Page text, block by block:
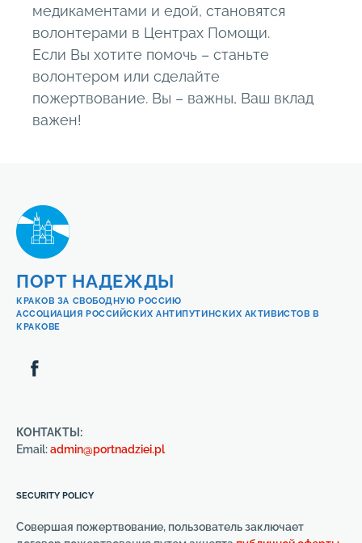
медикаментами и едой, становятся
волонтерами в Центрах Помощи.
Если Вы хотите помочь – станьте
волонтером или сделайте
пожертвование. Вы – важны, Ваш вклад
важен!
ПОРТ НАДЕЖДЫ
КРАКОВ ЗА СВОБОДНУЮ РОССИЮ
АССОЦИАЦИЯ РОССИЙСКИХ АНТИПУТИНСКИХ АКТИВИСТОВ В
КРАКОВЕ
КОНТАКТЫ:
Email:admin@portnadziei.pl
SECURITY POLICY
Совершая пожертвование, пользователь заключает